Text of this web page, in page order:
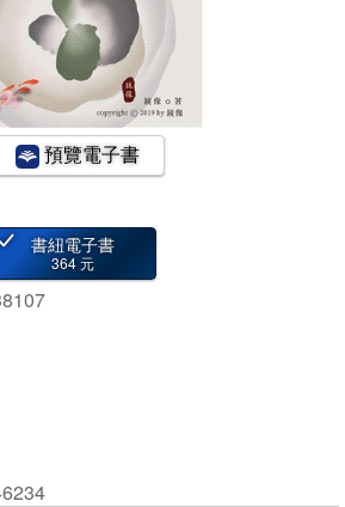
預覽電子書
書紐電子書
364 元